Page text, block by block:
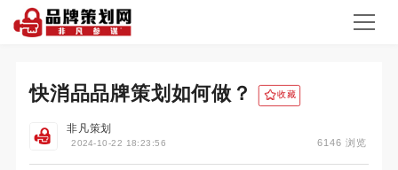
快消品品牌策划如何做？ 收藏
非凡策划
2024-10-22 18:23:56 6146 浏览